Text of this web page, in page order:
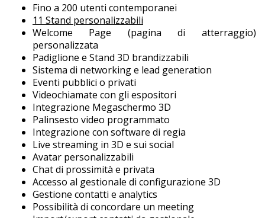
Fino a 200 utenti contemporanei
11 Stand personalizzabili
Welcome Page (pagina di atterraggio)
personalizzata
Padiglione e Stand 3D brandizzabili
Sistema di networking e lead generation
Eventi pubblici o privati
Videochiamate con gli espositori
Integrazione Megaschermo 3D
Palinsesto video programmato
Integrazione con software di regia
Live streaming in 3D e sui social
Avatar personalizzabili
Chat di prossimità e privata
Accesso al gestionale di configurazione 3D
Gestione contatti e analytics
Possibilità di concordare un meeting